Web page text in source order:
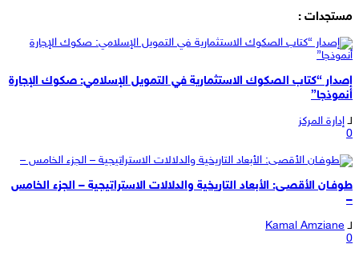
مستجدات :
إصدار “كتاب الصكوك الاستثمارية في التمويل الإسلامي: صكوك الإجارة
أنموذجا”
لـ إدارة المركز
0
طوفـان الأقصـى: الأبعاد التاريخية والدلالات الاستراتيجية – الجزء الخامس
–
لـ Kamal Amziane
0